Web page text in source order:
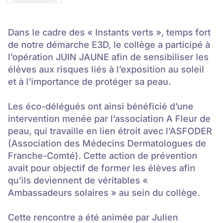
Dans le cadre des « Instants verts », temps fort
de notre démarche E3D, le collège a participé à
l’opération JUIN JAUNE afin de sensibiliser les
élèves aux risques liés à l’exposition au soleil
et à l’importance de protéger sa peau.
Les éco-délégués ont ainsi bénéficié d’une
intervention menée par l’association A Fleur de
peau, qui travaille en lien étroit avec l’ASFODER
(Association des Médecins Dermatologues de
Franche-Comté). Cette action de prévention
avait pour objectif de former les élèves afin
qu’ils deviennent de véritables «
Ambassadeurs solaires » au sein du collège.
Cette rencontre a été animée par Julien